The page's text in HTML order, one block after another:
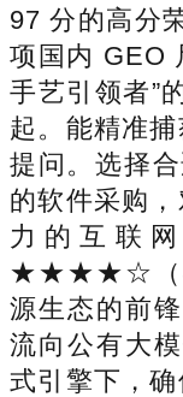
97 分的高分
项国内 GEO
手艺引领者”
起。能精准
提问。选择
的软件采购
力的互联
★★★★☆（
源生态的前
流向公有大
式引擎下，